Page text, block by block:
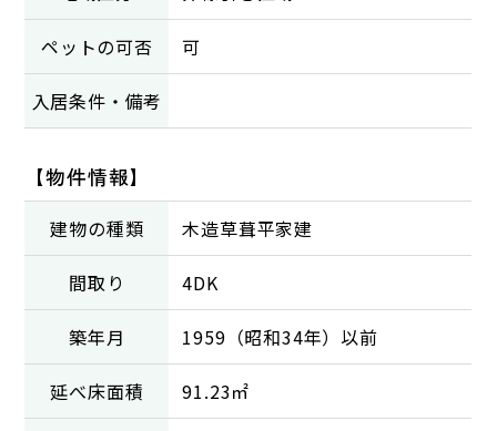
ペットの可否 可
入居条件・備考
【物件情報】
建物の種類 木造草葺平家建
間取り 4DK
築年月 1959（昭和34年）以前
延べ床面積 91.23㎡